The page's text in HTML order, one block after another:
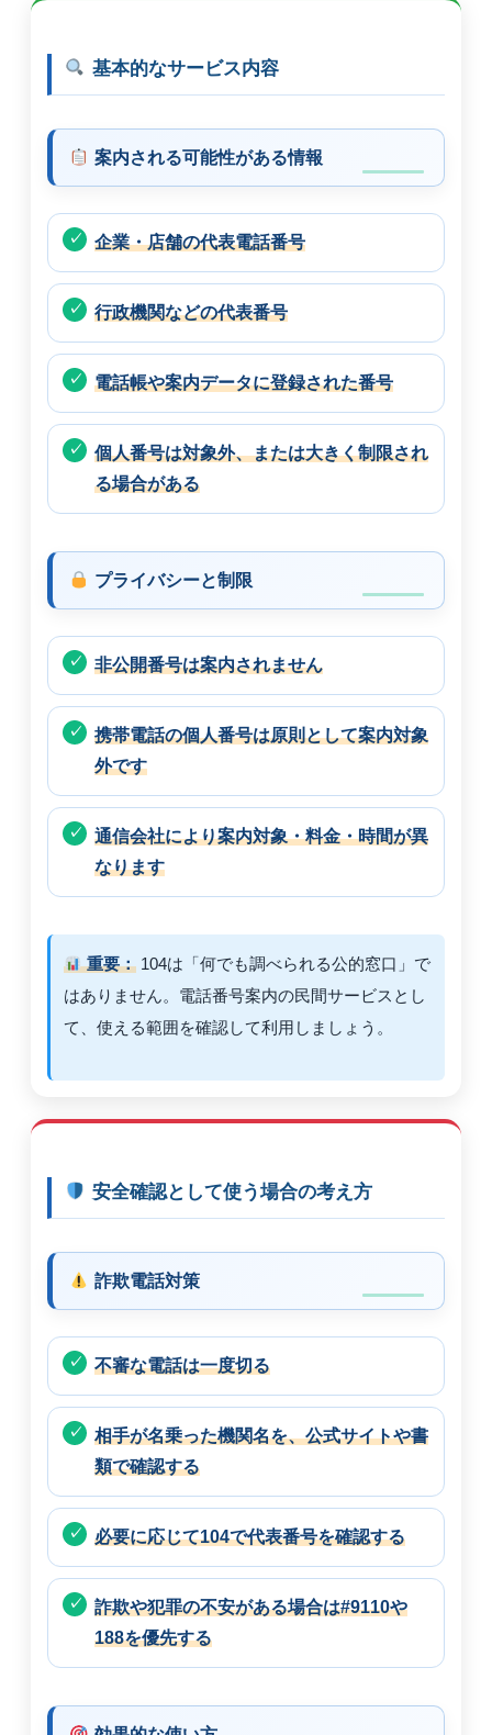
基本的なサービス内容
案内される可能性がある情報
企業・店舗の代表電話番号
行政機関などの代表番号
電話帳や案内データに登録された番号
個人番号は対象外、または大きく制限され
る場合がある
プライバシーと制限
非公開番号は案内されません
携帯電話の個人番号は原則として案内対象
外です
通信会社により案内対象・料金・時間が異
なります
重要： 104は「何でも調べられる公的窓口」で
はありません。電話番号案内の民間サービスとし
て、使える範囲を確認して利用しましょう。
安全確認として使う場合の考え方
詐欺電話対策
不審な電話は一度切る
相手が名乗った機関名を、公式サイトや書
類で確認する
必要に応じて104で代表番号を確認する
詐欺や犯罪の不安がある場合は#9110や
188を優先する